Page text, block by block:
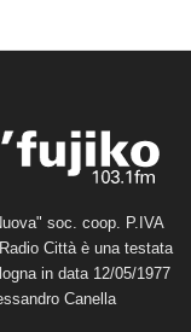
soc. coop. P.IVA
Città è una testata
in data 12/05/1977
Canella